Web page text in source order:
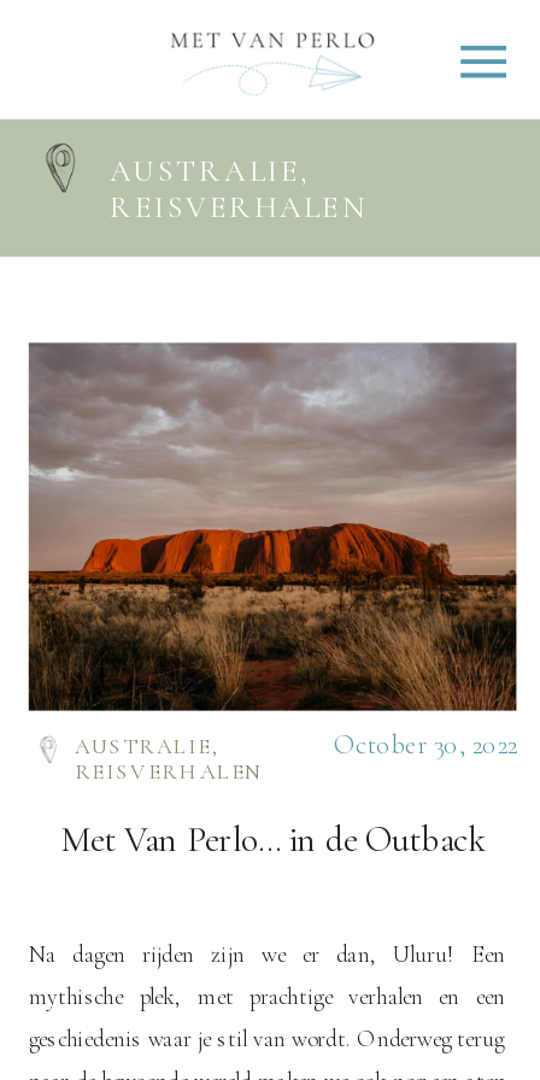
AUSTRALIE,
REISVERHALEN
Met Van Perlo… in de Outback
Na dagen rijden zijn we er dan, Uluru! Een
mythische plek, met prachtige verhalen en een
geschiedenis waar je stil van wordt. Onderweg terug
AUSTRALIE,
REISVERHALEN
October 30, 2022